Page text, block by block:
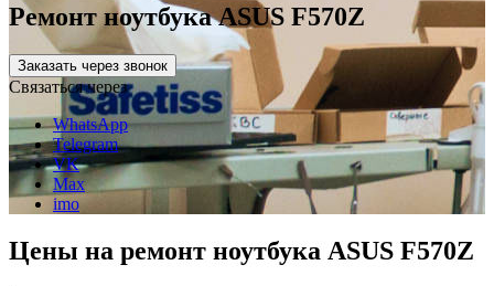
Ремонт ноутбука ASUS F570Z
Заказать через звонок
Связаться через
WhatsApp
Telegram
VK
Max
imo
Цены на ремонт ноутбука ASUS F570Z